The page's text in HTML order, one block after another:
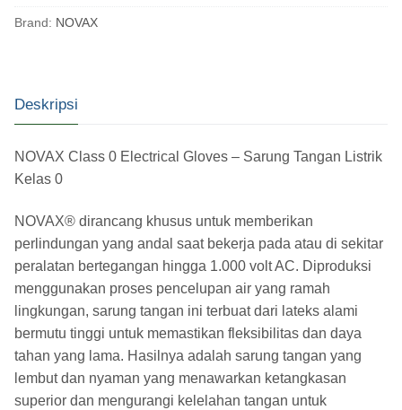
Brand: NOVAX
Deskripsi
NOVAX Class 0 Electrical Gloves – Sarung Tangan Listrik
Kelas 0
NOVAX® dirancang khusus untuk memberikan
perlindungan yang andal saat bekerja pada atau di sekitar
peralatan bertegangan hingga 1.000 volt AC. Diproduksi
menggunakan proses pencelupan air yang ramah
lingkungan, sarung tangan ini terbuat dari lateks alami
bermutu tinggi untuk memastikan fleksibilitas dan daya
tahan yang lama. Hasilnya adalah sarung tangan yang
lembut dan nyaman yang menawarkan ketangkasan
superior dan mengurangi kelelahan tangan untuk